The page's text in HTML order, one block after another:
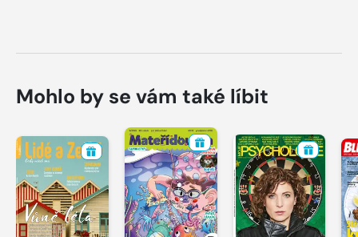
Mohlo by se vám také líbit